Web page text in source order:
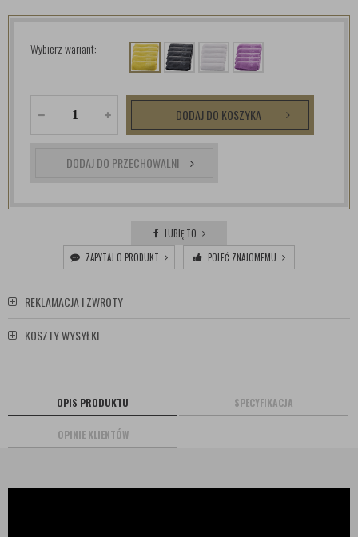
Wybierz wariant:
DODAJ DO KOSZYKA
DODAJ DO PRZECHOWALNI
LUBIĘ TO
ZAPYTAJ O PRODUKT
POLEĆ ZNAJOMEMU
REKLAMACJA I ZWROTY
KOSZTY WYSYŁKI
OPIS PRODUKTU SPECYFIKACJA
OPINIE KLIENTÓW